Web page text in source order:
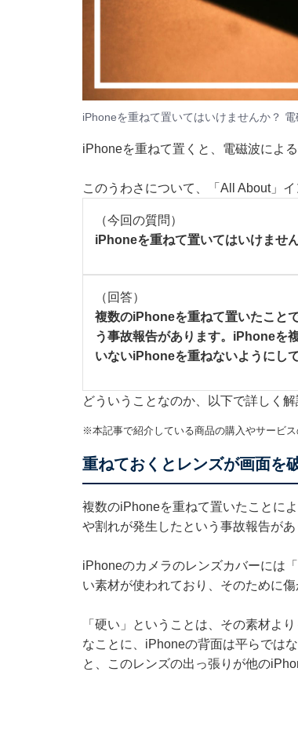
iPhoneを重ねて置いてはいけませんか？
iPhoneを重ねて置くと、電磁波によ
このうわさについて、「All About」
（今回の質問）
iPhoneを重ねて置いてはいけませ
（回答）
複数のiPhoneを重ねて置いたこと
う事故報告があります。iPhoneを
いないiPhoneを重ねないようにして
どういうことなのか、以下で詳しく解
※本記事で紹介している商品の購入やサービ
重ねておくとレンズが画面
複数のiPhoneを重ねて置いたことに
や割れが発生したという事故報告が
iPhoneのカメラのレンズカバーには
い素材が使われており、そのために
「硬い」ということは、その素材よ
なことに、iPhoneの背面は平らでは
と、このレンズの出っ張りが他の